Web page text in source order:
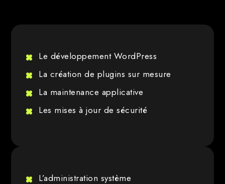
Le développement WordPress
La création de plugins sur mesure
La maintenance applicative
Les mises à jour de sécurité
L’administration système